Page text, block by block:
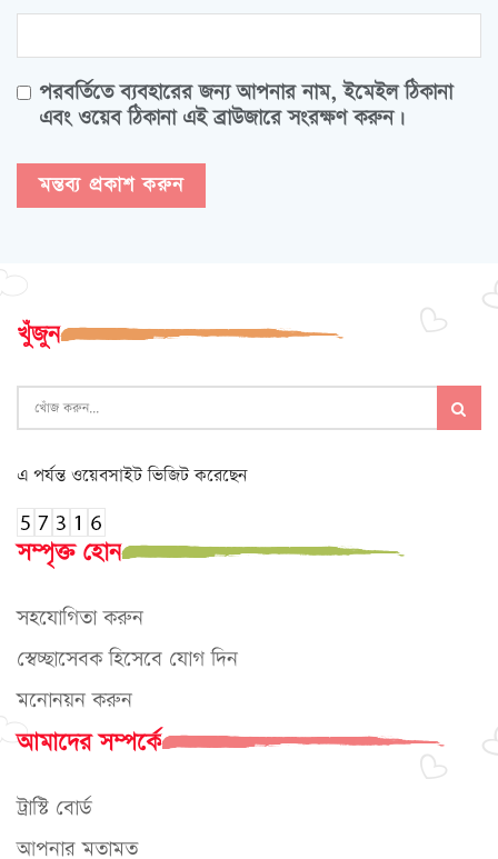
পরবর্তিতে ব্যবহারের জন্য আপনার নাম, ইমেইল ঠিকানা
এবং ওয়েব ঠিকানা এই ব্রাউজারে সংরক্ষণ করুন।
খুঁজুন
এ পর্যন্ত ওয়েবসাইট ভিজিট করেছেন
সম্পৃক্ত হোন
সহযোগিতা করুন
স্বেচ্ছাসেবক হিসেবে যোগ দিন
মনোনয়ন করুন
আমাদের সম্পর্কে
ট্রাস্টি বোর্ড
আপনার মতামত